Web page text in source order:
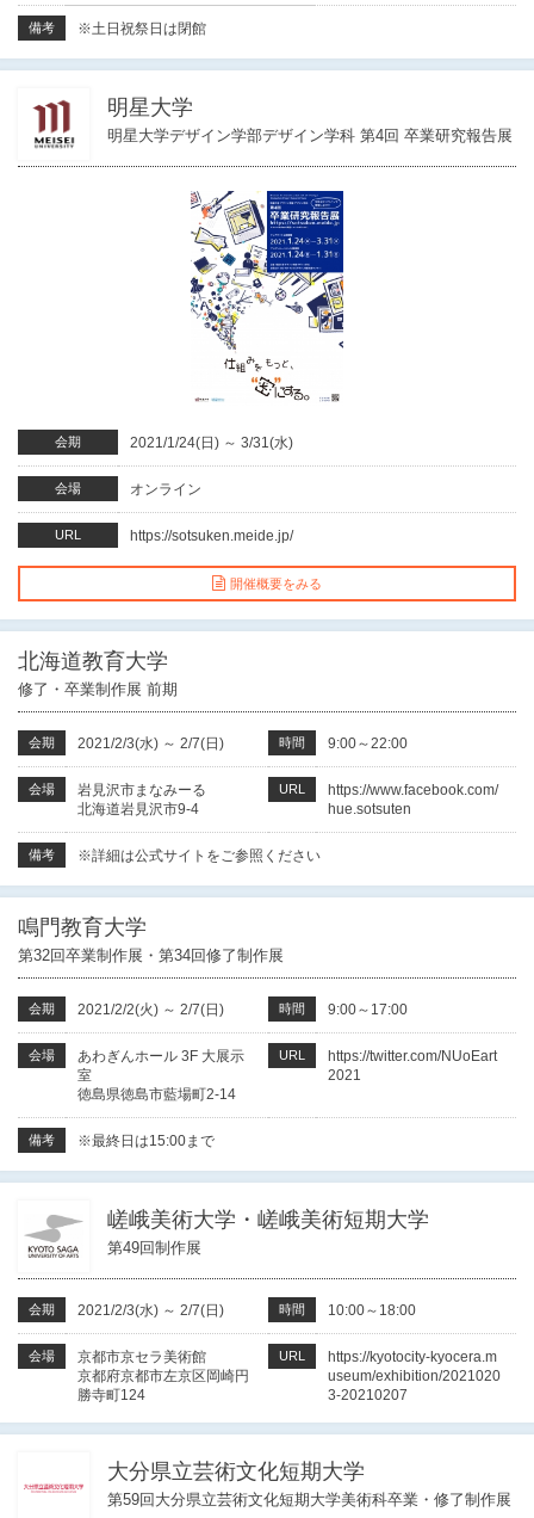
備考 ※土日祝祭日は閉館
明星大学
明星大学デザイン学部デザイン学科 第4回 卒業研究報告展
会期 2021/1/24(日) ～ 3/31(水)
会場 オンライン
URL https://sotsuken.meide.jp/
開催概要をみる
北海道教育大学
修了・卒業制作展 前期
会期 2021/2/3(水) ～ 2/7(日) 時間 9:00～22:00
会場
岩見沢市まなみーる
北海道岩見沢市9-4
URL
https://www.facebook.com/
hue.sotsuten
備考 ※詳細は公式サイトをご参照ください
鳴門教育大学
第32回卒業制作展・第34回修了制作展
会期 2021/2/2(火) ～ 2/7(日) 時間 9:00～17:00
会場
あわぎんホール 3F 大展示
室
徳島県徳島市藍場町2-14
URL
https://twitter.com/NUoEart
2021
備考 ※最終日は15:00まで
嵯峨美術大学・嵯峨美術短期大学
第49回制作展
会期 2021/2/3(水) ～ 2/7(日) 時間 10:00～18:00
会場
京都市京セラ美術館
京都府京都市左京区岡崎円
勝寺町124
URL
https://kyotocity-kyocera.m
useum/exhibition/2021020
3-20210207
大分県立芸術文化短期大学
第59回大分県立芸術文化短期大学美術科卒業・修了制作展